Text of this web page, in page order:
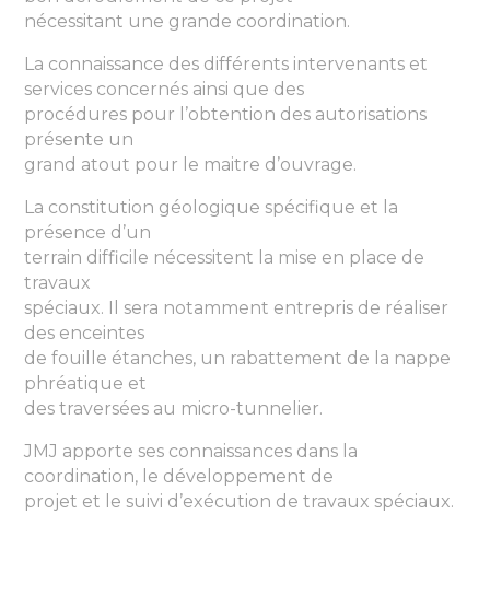
nécessitant une grande coordination.
La connaissance des différents intervenants et
services concernés ainsi que des
procédures pour l’obtention des autorisations
présente un
grand atout pour le maitre d’ouvrage.
La constitution géologique spécifique et la
présence d’un
terrain difficile nécessitent la mise en place de
travaux
spéciaux. Il sera notamment entrepris de réaliser
des enceintes
de fouille étanches, un rabattement de la nappe
phréatique et
des traversées au micro-tunnelier.
JMJ apporte ses connaissances dans la
coordination, le développement de
projet et le suivi d’exécution de travaux spéciaux.